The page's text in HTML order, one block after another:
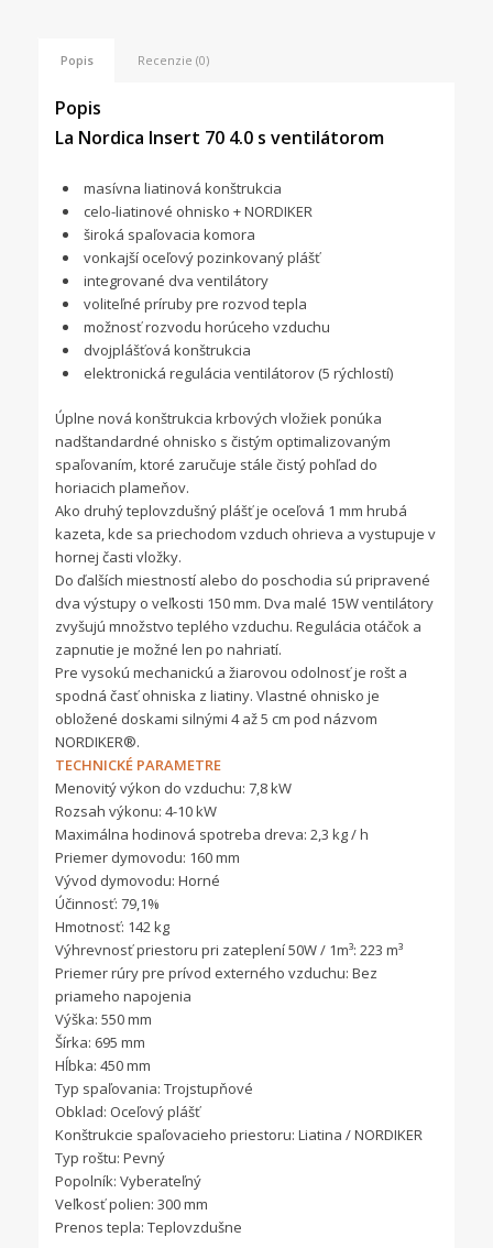
Popis Recenzie (0)
Popis
La Nordica Insert 70 4.0 s ventilátorom
masívna liatinová konštrukcia
celo-liatinové ohnisko + NORDIKER
široká spaľovacia komora
vonkajší oceľový pozinkovaný plášť
integrované dva ventilátory
voliteľné príruby pre rozvod tepla
možnosť rozvodu horúceho vzduchu
dvojplášťová konštrukcia
elektronická regulácia ventilátorov (5 rýchlostí)
Úplne nová konštrukcia krbových vložiek ponúka
nadštandardné ohnisko s čistým optimalizovaným
spaľovaním, ktoré zaručuje stále čistý pohľad do
horiacich plameňov.
Ako druhý teplovzdušný plášť je oceľová 1 mm hrubá
kazeta, kde sa priechodom vzduch ohrieva a vystupuje v
hornej časti vložky.
Do ďalších miestností alebo do poschodia sú pripravené
dva výstupy o veľkosti 150 mm. Dva malé 15W ventilátory
zvyšujú množstvo teplého vzduchu. Regulácia otáčok a
zapnutie je možné len po nahriatí.
Pre vysokú mechanickú a žiarovou odolnosť je rošt a
spodná časť ohniska z liatiny. Vlastné ohnisko je
obložené doskami silnými 4 až 5 cm pod názvom
NORDIKER®.
TECHNICKÉ PARAMETRE
Menovitý výkon do vzduchu: 7,8 kW
Rozsah výkonu: 4-10 kW
Maximálna hodinová spotreba dreva: 2,3 kg / h
Priemer dymovodu: 160 mm
Vývod dymovodu: Horné
Účinnosť: 79,1%
Hmotnosť: 142 kg
Výhrevnosť priestoru pri zateplení 50W / 1m³: 223 m³
Priemer rúry pre prívod externého vzduchu: Bez
priameho napojenia
Výška: 550 mm
Šírka: 695 mm
Hĺbka: 450 mm
Typ spaľovania: Trojstupňové
Obklad: Oceľový plášť
Konštrukcie spaľovacieho priestoru: Liatina / NORDIKER
Typ roštu: Pevný
Popolník: Vyberateľný
Veľkosť polien: 300 mm
Prenos tepla: Teplovzdušne